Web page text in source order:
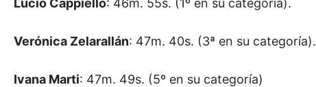
Verónica Zelarallán: 47m. 40s. (3ª en su categoría).
Ivana Marti: 47m. 49s. (5º en su categoría)